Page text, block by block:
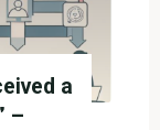
a
–